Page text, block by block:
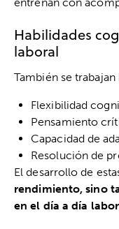
entrenan con
Habilidades
laboral
También se
Flexibilidad
Pensamiento
Capacidad de
Resolución de
El desarrollo de
rendimiento, sino
en el día a día